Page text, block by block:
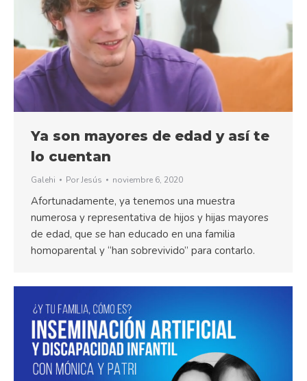
Ya son mayores de edad y así te
lo cuentan
Galehi PorJesús noviembre 6, 2020
Afortunadamente, ya tenemos una muestra
numerosa y representativa de hijos y hijas mayores
de edad, que se han educado en una familia
homoparental y “han sobrevivido” para contarlo.